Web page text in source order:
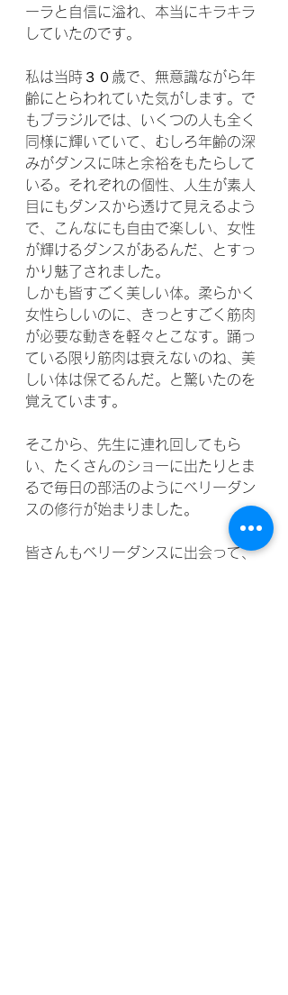
ーラと自信に溢れ、本当にキラキラ
していたのです。
私は当時３０歳で、無意識ながら年
齢にとらわれていた気がします。で
もブラジルでは、いくつの人も全く
同様に輝いていて、むしろ年齢の深
みがダンスに味と余裕をもたらして
いる。それぞれの個性、人生が素人
目にもダンスから透けて見えるよう
で、こんなにも自由で楽しい、女性
が輝けるダンスがあるんだ、とすっ
かり魅了されました。
しかも皆すごく美しい体。柔らかく
女性らしいのに、きっとすごく筋肉
が必要な動きを軽々とこなす。踊っ
ている限り筋肉は衰えないのね、美
しい体は保てるんだ。と驚いたのを
覚えています。
そこから、先生に連れ回してもら
い、たくさんのショーに出たりとま
るで毎日の部活のようにベリーダン
スの修行が始まりました。
皆さんもベリーダンスに出会って、